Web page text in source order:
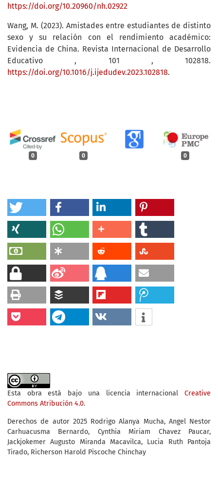
0 0 0
https://doi.org/10.20960/nh.02922
Wang, M. (2023). Amistades entre estudiantes de distinto
sexo y su relación con el rendimiento académico:
Evidencia de China. Revista Internacional de Desarrollo
Educativo , 101 , 102818.
https://doi.org/10.1016/j.ijedudev.2023.102818.
Esta obra está bajo una licencia internacional Creative
Commons Atribución 4.0.
Derechos de autor 2025 Rodrigo Alanya Mucha, Angel Nestor
Carhuacusma Bernardo, Cynthia Miriam Chavez Paucar,
Jackjokemer Augusto Miranda Macavilca, Lucia Ruth Pantoja
Tirado, Richerson Harold Piscoche Chinchay